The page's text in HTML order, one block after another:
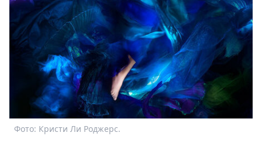
Фото: Кристи Ли Роджерс.